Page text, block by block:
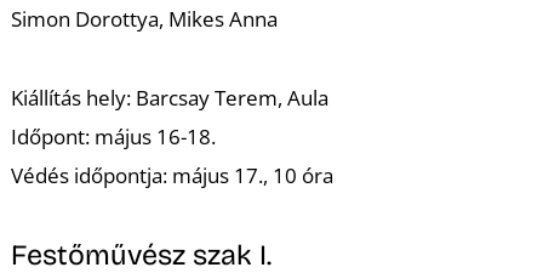
Simon Dorottya, Mikes Anna
Kiállítás hely: Barcsay Terem, Aula
Időpont: május 16-18.
Védés időpontja: május 17., 10 óra
Festőművész szak I.